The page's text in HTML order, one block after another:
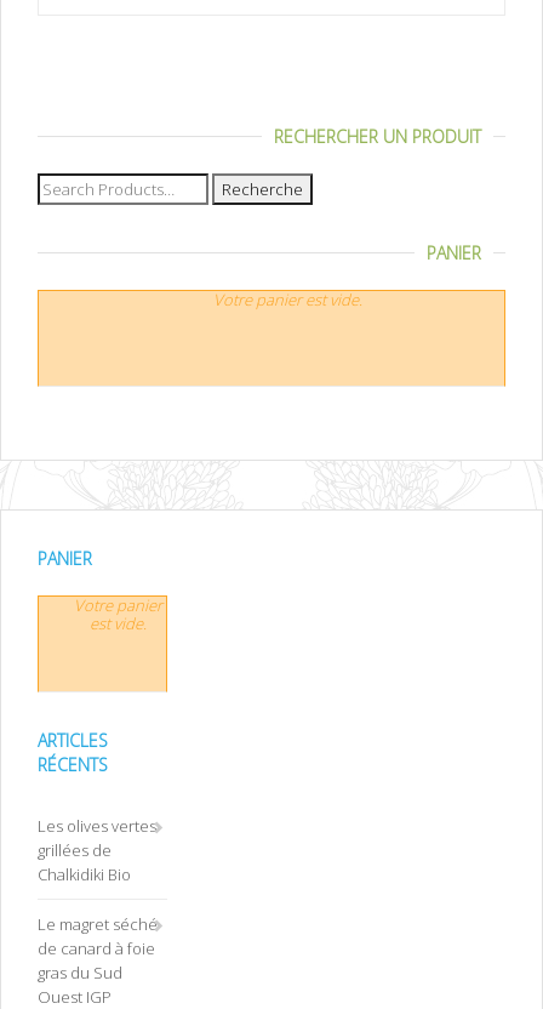
RECHERCHER UN PRODUIT
Recherche
pour :
PANIER
Votre panier est vide.
PANIER
Votre panier
est vide.
ARTICLES
RÉCENTS
Les olives vertes
grillées de
Chalkidiki Bio
Le magret séché
de canard à foie
gras du Sud
Ouest IGP